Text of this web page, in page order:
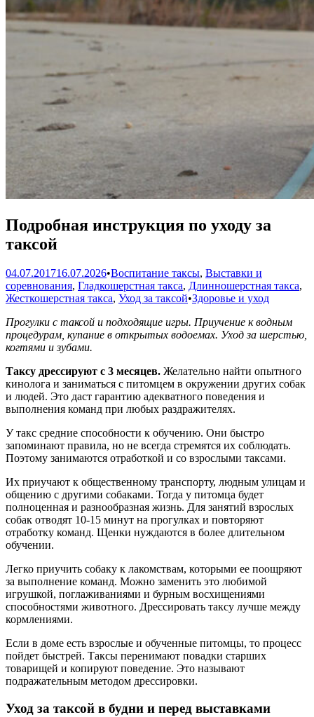
Подробная инструкция по уходу за
таксой
04.07.201716.07.2026•Воспитание таксы, Выставки и
соревнования, Гладкошерстная такса, Длинношерстная такса,
Жесткошерстная такса, Уход за таксой•Опубликовано
Здоровье и уход
Прогулки с таксой и подходящие игры. Приучение к водным
процедурам, купание в открытых водоемах. Уход за шерстью,
когтями и зубами.
Таксу дрессируют с 3 месяцев. Желательно найти опытного
кинолога и заниматься с питомцем в окружении других собак
и людей. Это даст гарантию адекватного поведения и
выполнения команд при любых раздражителях.
У такс средние способности к обучению. Они быстро
запоминают правила, но не всегда стремятся их соблюдать.
Поэтому занимаются отработкой и со взрослыми таксами.
Их приучают к общественному транспорту, людным улицам и
общению с другими собаками. Тогда у питомца будет
полноценная и разнообразная жизнь. Для занятий взрослых
собак отводят 10-15 минут на прогулках и повторяют
отработку команд. Щенки нуждаются в более длительном
обучении.
Легко приучить собаку к лакомствам, которыми ее поощряют
за выполнение команд. Можно заменить это любимой
игрушкой, поглаживаниями и бурным восхищениями
способностями животного. Дрессировать таксу лучше между
кормлениями.
Если в доме есть взрослые и обученные питомцы, то процесс
пойдет быстрей. Таксы перенимают повадки старших
товарищей и копируют поведение. Это называют
подражательным методом дрессировки.
Уход за таксой в будни и перед выставками